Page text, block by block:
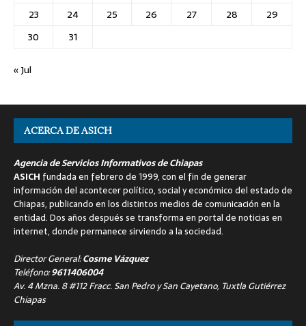
23
24 25 26 27 28
29
30
31
« Jul
ACERCA DE ASICH
Agencia de Servicios Informativos de Chiapas
ASICH fundada en febrero de 1999, con el fin de generar
información del acontecer político, social y económico del estado de
Chiapas, publicando en los distintos medios de comunicación en la
entidad. Dos años después se transforma en portal de noticias en
internet, donde permanece sirviendo a la sociedad.
Director General:Cosme Vázquez
Teléfono:9611406004
Av. 4 Mzna. 8 #112 Fracc. San Pedro y San Cayetano, Tuxtla Gutiérrez
Chiapas